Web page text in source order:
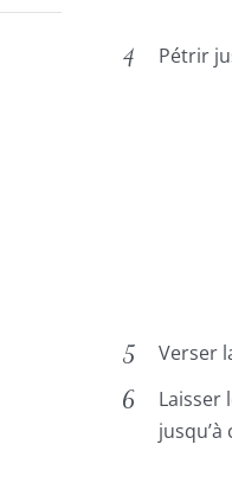
Pétrir
Verser
Laisser